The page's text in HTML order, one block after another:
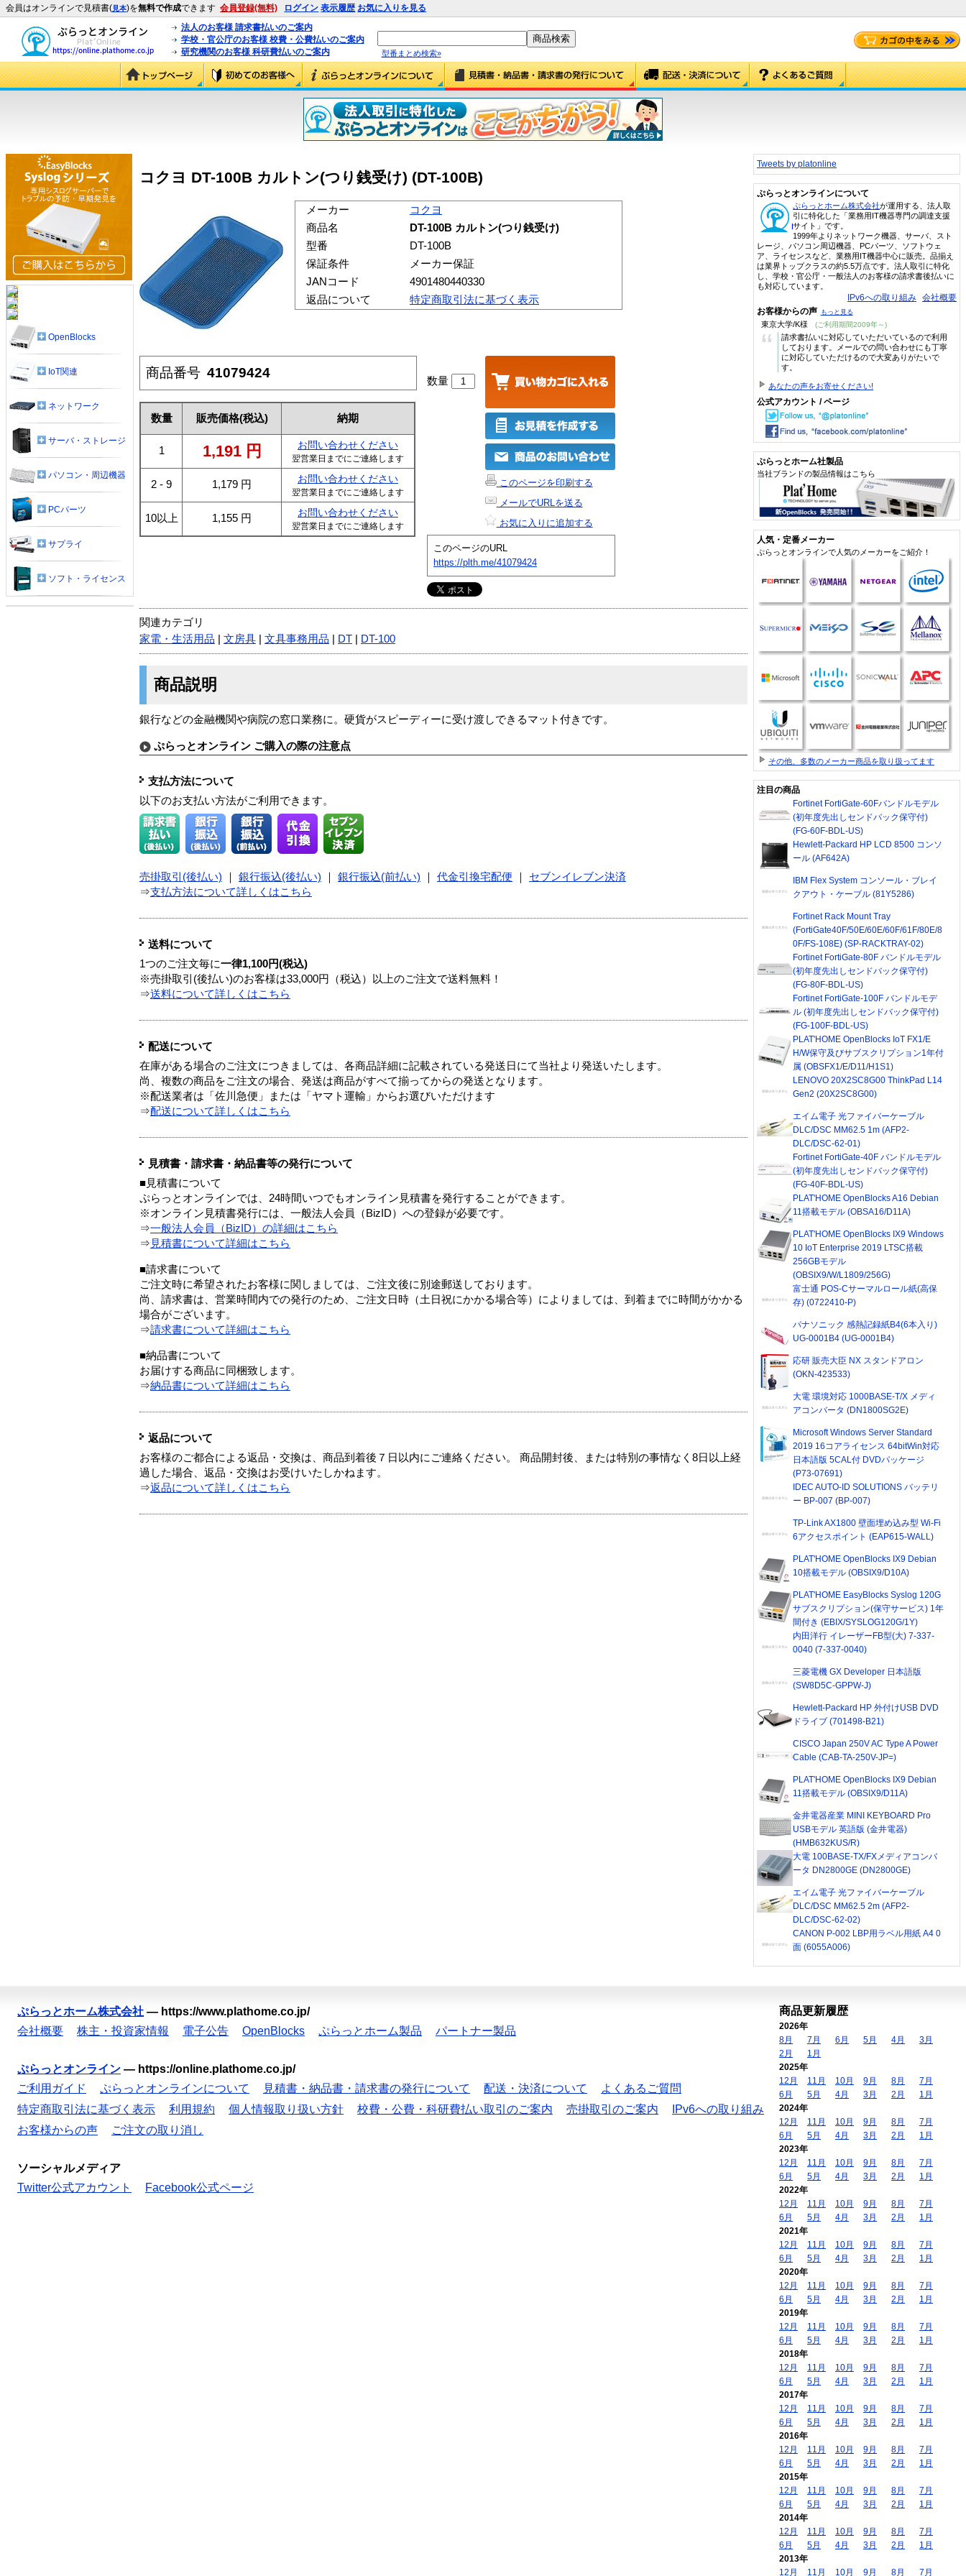
会員はオンラインで見積書(見本)を無料で作成できます 会員登録(無料) ログイン 表示履歴 お気に入りを見る
法人のお客様 請求書払いのご案内
学校・官公庁のお客様 校費・公費払いのご案内
研究機関のお客様 科研費払いのご案内
型番まとめ検索»
コクヨ DT-100B カルトン(つり銭受け) (DT-100B)
メーカー
コクヨ
商品名
DT-100B カルトン(つり銭受け)
型番
DT-100B
保証条件
メーカー保証
JANコード
4901480440330
返品について
特定商取引法に基づく表示
商品番号 41079424
数量 販売価格(税込) 納期
1 1,191 円 お問い合わせください
翌営業日までにご連絡します
2 - 9 1,179 円 お問い合わせください
翌営業日までにご連絡します
10以上 1,155 円 お問い合わせください
翌営業日までにご連絡します
数量
このページを印刷する
メールでURLを送る
お気に入りに追加する
このページのURL
https://plth.me/41079424
関連カテゴリ
家電・生活用品
文房具 文具事務用品 DT DT-100
商品説明
銀行などの金融機関や病院の窓口業務に。硬貨がスピーディーに受け渡しできるマット付きです。
ぷらっとオンライン ご購入の際の注意点
支払方法について
以下のお支払い方法がご利用できます。
売掛取引(後払い) 銀行振込(後払い) 銀行振込(前払い) 代金引換宅配便
セブンイレブン決済
⇒支払方法について詳しくはこちら
送料について
1つのご注文毎に一律1,100円(税込)
※売掛取引(後払い)のお客様は33,000円（税込）以上のご注文で送料無料！
⇒送料について詳しくはこちら
配送について
在庫がある場合のご注文につきましては、各商品詳細に記載されている発送日にて当社より発送いたします。
尚、複数の商品をご注文の場合、発送は商品がすべて揃ってからの発送となります。
※配送業者は「佐川急便」または「ヤマト運輸」からお選びいただけます
⇒配送について詳しくはこちら
見積書・請求書・納品書等の発行について
■見積書について
ぷらっとオンラインでは、24時間いつでもオンライン見積書を発行することができます。
※オンライン見積書発行には、一般法人会員（BizID）への登録が必要です。
⇒一般法人会員（BizID）の詳細はこちら
⇒ 見積書について詳細はこちら
■請求書について
ご注文時に希望されたお客様に関しましては、ご注文後に別途郵送しております。
尚、請求書は、営業時間内での発行のため、ご注文日時（土日祝にかかる場合等）によりましては、到着までに時間がかかる
場合がございます。
⇒請求書について詳細はこちら
■納品書について
お届けする商品に同梱致します。
⇒納品書について詳細はこちら
返品について
お客様のご都合による返品・交換は、商品到着後７日以内にご連絡ください。 商品開封後、または特別の事情なく8日以上経
過した場合、返品・交換はお受けいたしかねます。
⇒返品について詳しくはこちら
OpenBlocks
IoT関連
ネットワーク
サーバ・ストレージ
パソコン・周辺機器
PCパーツ
サプライ
ソフト・ライセンス
Tweets by platonline
ぷらっとオンラインについて
ぷらっとホーム株式会社が運用する、法人取
引に特化した「業務用IT機器専門の調達支援
サイト」です。
1999年よりネットワーク機器、サーバ、スト
レージ、パソコン周辺機器、PCパーツ、ソフトウェ
ア、ライセンスなど、業務用IT機器中心に販売。品揃え
は業界トップクラスの約5.5万点です。法人取引に特化
し、学校・官公庁・一般法人のお客様の請求書後払いに
も対応しています。
IPv6への取り組み 会社概要
お客様からの声 もっと見る
東京大学/K様 (ご利用期間2009年～)
“
請求書払いに対応していただいているので利用
しております。メールでの問い合わせにも丁寧
に対応していただけるので大変ありがたいで
す。
あなたの声をお寄せください!
公式アカウント / ページ
ぷらっとホーム社製品
当社ブランドの製品情報はこちら
人気・定番メーカー
ぷらっとオンラインで人気のメーカーをご紹介！
その他、多数のメーカー商品を取り扱ってます
注目の商品
Fortinet FortiGate-60Fバンドルモデル
(初年度先出しセンドバック保守付)
(FG-60F-BDL-US)
Hewlett-Packard HP LCD 8500 コンソ
ール (AF642A)
IBM Flex System コンソール・ブレイ
クアウト・ケーブル (81Y5286)
Fortinet Rack Mount Tray
(FortiGate40F/50E/60E/60F/61F/80E/8
0F/FS-108E) (SP-RACKTRAY-02)
Fortinet FortiGate-80F バンドルモデル
(初年度先出しセンドバック保守付)
(FG-80F-BDL-US)
Fortinet FortiGate-100F バンドルモデ
ル (初年度先出しセンドバック保守付)
(FG-100F-BDL-US)
PLAT'HOME OpenBlocks IoT FX1/E
H/W保守及びサブスクリプション1年付
属 (OBSFX1/E/D11/H1S1)
LENOVO 20X2SC8G00 ThinkPad L14
Gen2 (20X2SC8G00)
エイム電子 光ファイバーケーブル
DLC/DSC MM62.5 1m (AFP2-
DLC/DSC-62-01)
Fortinet FortiGate-40F バンドルモデル
(初年度先出しセンドバック保守付)
(FG-40F-BDL-US)
PLAT'HOME OpenBlocks A16 Debian
11搭載モデル (OBSA16/D11A)
PLAT'HOME OpenBlocks IX9 Windows
10 IoT Enterprise 2019 LTSC搭載
256GBモデル
(OBSIX9/W/L1809/256G)
富士通 POS-Cサーマルロール紙(高保
存) (0722410-P)
パナソニック 感熱記録紙B4(6本入り)
UG-0001B4 (UG-0001B4)
応研 販売大臣 NX スタンドアロン
(OKN-423533)
大電 環境対応 1000BASE-T/X メディ
アコンバータ (DN1800SG2E)
Microsoft Windows Server Standard
2019 16コアライセンス 64bitWin対応
日本語版 5CAL付 DVDパッケージ
(P73-07691)
IDEC AUTO-ID SOLUTIONS バッテリ
ー BP-007 (BP-007)
TP-Link AX1800 壁面埋め込み型 Wi-Fi
6アクセスポイント (EAP615-WALL)
PLAT'HOME OpenBlocks IX9 Debian
10搭載モデル (OBSIX9/D10A)
PLAT'HOME EasyBlocks Syslog 120G
サブスクリプション(保守サービス) 1年
間付き (EBIX/SYSLOG120G/1Y)
内田洋行 イレーザーFB型(大) 7-337-
0040 (7-337-0040)
三菱電機 GX Developer 日本語版
(SW8D5C-GPPW-J)
Hewlett-Packard HP 外付けUSB DVD
ドライブ (701498-B21)
CISCO Japan 250V AC Type A Power
Cable (CAB-TA-250V-JP=)
PLAT'HOME OpenBlocks IX9 Debian
11搭載モデル (OBSIX9/D11A)
金井電器産業 MINI KEYBOARD Pro
USBモデル 英語版 (金井電器)
(HMB632KUS/R)
大電 100BASE-TX/FXメディアコンバ
ータ DN2800GE (DN2800GE)
エイム電子 光ファイバーケーブル
DLC/DSC MM62.5 2m (AFP2-
DLC/DSC-62-02)
CANON P-002 LBP用ラベル用紙 A4 0
面 (6055A006)
ぷらっとホーム株式会社 — https://www.plathome.co.jp/
会社概要
株主・投資家情報 電子公告 OpenBlocks ぷらっとホーム製品 パートナー製品
ぷらっとオンライン — https://online.plathome.co.jp/
ご利用ガイド
ぷらっとオンラインについて 見積書・納品書・請求書の発行について 配送・決済について
よくあるご質問
特定商取引法に基づく表示
利用規約 個人情報取り扱い方針 校費・公費・科研費払い取引のご案内 売掛取引のご案内
IPv6への取り組み
お客様からの声
ご注文の取り消し
ソーシャルメディア
Twitter公式アカウント
Facebook公式ページ
商品更新履歴
2026年
8月
7月 6月 5月 4月
3月
2月
1月
2025年
12月
11月 10月 9月 8月
7月
6月
5月 4月 3月 2月
1月
2024年
12月
11月 10月 9月 8月
7月
6月
5月 4月 3月 2月
1月
2023年
12月
11月 10月 9月 8月
7月
6月
5月 4月 3月 2月
1月
2022年
12月
11月 10月 9月 8月
7月
6月
5月 4月 3月 2月
1月
2021年
12月
11月 10月 9月 8月
7月
6月
5月 4月 3月 2月
1月
2020年
12月
11月 10月 9月 8月
7月
6月
5月 4月 3月 2月
1月
2019年
12月
11月 10月 9月 8月
7月
6月
5月 4月 3月 2月
1月
2018年
12月
11月 10月 9月 8月
7月
6月
5月 4月 3月 2月
1月
2017年
12月
11月 10月 9月 8月
7月
6月
5月 4月 3月 2月
1月
2016年
12月
11月 10月 9月 8月
7月
6月
5月 4月 3月 2月
1月
2015年
12月
11月 10月 9月 8月
7月
6月
5月 4月 3月 2月
1月
2014年
12月
11月 10月 9月 8月
7月
6月
5月 4月 3月 2月
1月
2013年
12月
11月 10月 9月 8月 7月